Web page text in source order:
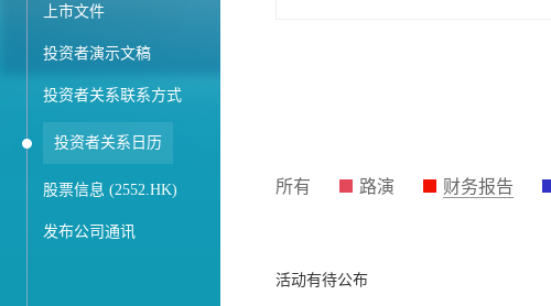
上市文件
投资者演示文稿
投资者关系联系方式
投资者关系日历
股票信息 (2552.HK)
发布公司通讯
所有 路演 财务报告
活动有待公布